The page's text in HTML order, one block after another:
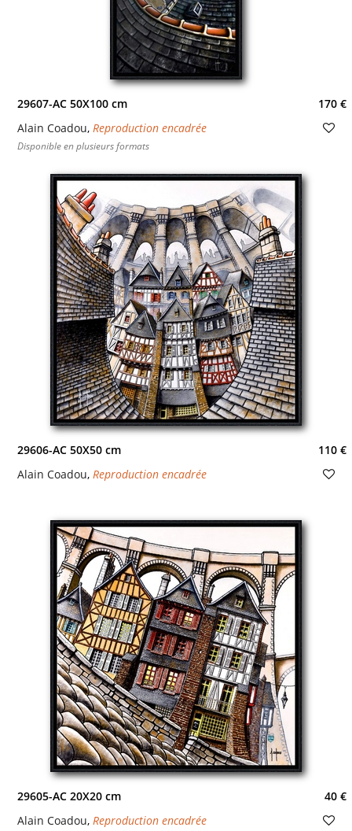
29607-AC 50X100 cm
170 €
Alain Coadou, Reproduction encadrée
Disponible en plusieurs formats
29606-AC 50X50 cm
110 €
Alain Coadou, Reproduction encadrée
29605-AC 20X20 cm
40 €
Alain Coadou, Reproduction encadrée